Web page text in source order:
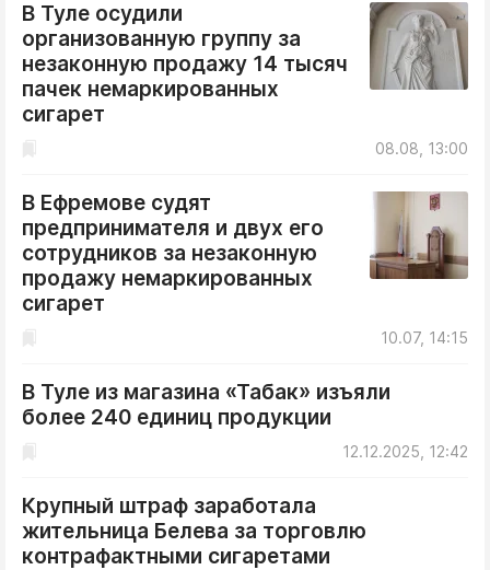
Культура
Происшествия
Спорт
Тульский бренд
Голодный шпион
В Туле осудили
организованную группу за
незаконную продажу 14 тысяч
пачек немаркированных
сигарет
08.08, 13:00
В Ефремове судят
предпринимателя и двух его
сотрудников за незаконную
продажу немаркированных
сигарет
10.07, 14:15
В Туле из магазина «Табак» изъяли
более 240 единиц продукции
12.12.2025, 12:42
Крупный штраф заработала
жительница Белева за торговлю
контрафактными сигаретами